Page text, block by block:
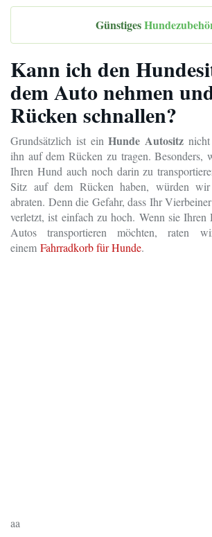
Günstiges
Kann ich den
dem Auto nehmen
Rücken schnallen?
Grundsätzlich ist einHunde Autositz
ihn auf dem Rücken zu tragen. Besonders,
Ihren Hund auch noch darin zu
Sitz auf dem Rücken haben, würden
abraten. Denn die Gefahr, dass Ihr
verletzt, ist einfach zu hoch. Wenn sie Ihren
Autos transportieren möchten, raten
einem Fahrradkorb für Hunde.
aa